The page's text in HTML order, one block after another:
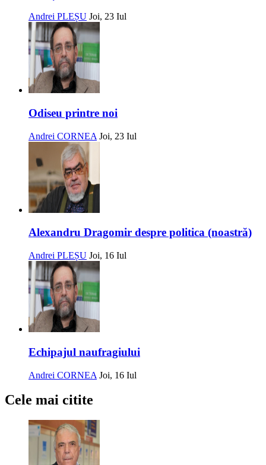
Andrei PLEȘU Joi, 23 Iul
Odiseu printre noi
Andrei CORNEA Joi, 23 Iul
Alexandru Dragomir despre politica (noastră)
Andrei PLEȘU Joi, 16 Iul
Echipajul naufragiului
Andrei CORNEA Joi, 16 Iul
Cele mai citite